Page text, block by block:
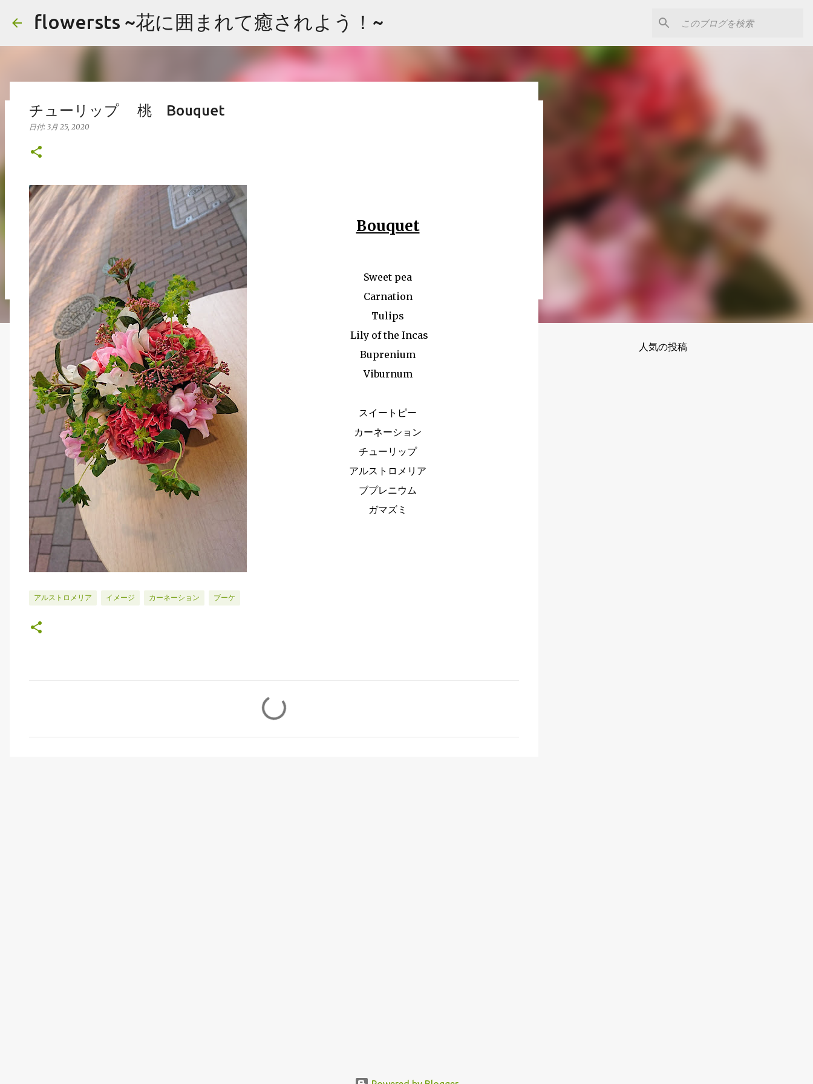
スキップしてメイン コンテンツに移動
flowersts ~花に囲まれて癒されよう！~
アレンジメント まとめ
日付:
よっても検索できます。 コメント頂けましたらお好きな画像をご自由にお使いくださいませ。 Arrangement Rose stock
Hydrangea バラ（ティネケ） ストック アジサイ Arrangement Tulips Cherry tree Carnation Viburnum Buprenium チュー
リップ サクラコマチ カーネーション ガマズミ ブプレニウム Arrangement Oriental-Hybrids Lithianus Anthrum Buprenium
Japanese andromeda Alchemilla オリエンタルユリ（シベリア） リシアンサス アンスリューム ブプレニウム アセビ アルケミラ
Arrangement Tulips Sweet pea Carnation Hypericum Green bell Pink Jasmine Leather fan チューリップ スイトピー カー
ネーション ヒペリカム グリーンベル ハゴロモジャスミン レザーファン Arrangement Rose (Eve Piazze) Symphoricarpos
albus Grape ivy バラ（イヴピアチェ） シンフォリカルフォス グレープアイビー Arrangement Rose Carnation Eustoma
Sankirai Hagoromo Jasmine Geranium バラ（イヴピアチェ） カーネーション トルコキキョウ サンキライ ハゴロモジャスミン
ゼラニューム Arrangement Rose Ammi visnaga（Green Mist） buprenium tulip c...
0
チューリップ 桃 Bouquet
日付: 3月 25, 2020
Bouquet
Sweet pea
Carnation
Tulips
Lily of the Incas
Buprenium
Viburnum
スイートピー
カーネーション
チューリップ
アルストロメリア
ブプレニウム
ガマズミ
アルストロメリア イメージ カーネーション ブーケ
人気の投稿